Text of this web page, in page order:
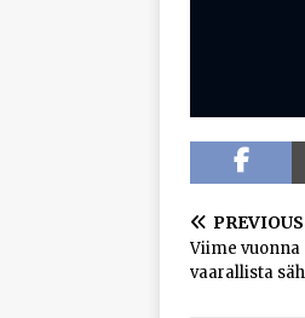
PREVIOUS
Viime
vaarallista